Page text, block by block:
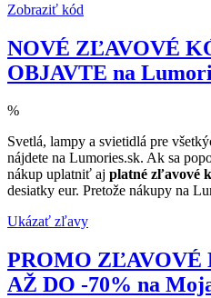
Zobraziť kód
NOVÉ ZĽAVOVÉ
OBJAVTE na
%
Svetlá, lampy a svietidlá pre
nájdete na Lumories.sk. Ak sa
nákup uplatniť aj platné zľavové
desiatky eur. Pretože nákupy na
Ukázať zľavy
PROMO
AŽ DO -70% na